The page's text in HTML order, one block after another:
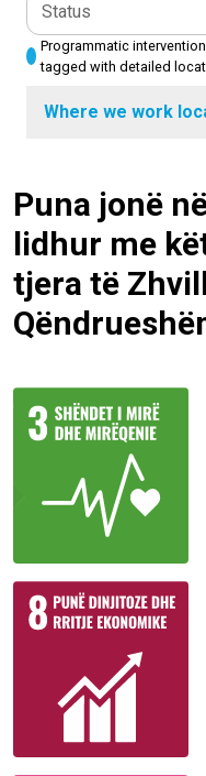
Status
Programmatic
tagged with detailed
Where we work
Puna jonë
lidhur me
tjera të